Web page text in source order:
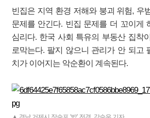
빈집은 지역 환경 저해와 붕괴 위험, 우
문제를 안긴다. 빈집 문제를 더 꼬이게
심리다. 한국 사회 특유의 부동산 집착
로막는다. 팔지 않으니 관리가 안 되고
치가 이어지는 악순환이 계속된다.